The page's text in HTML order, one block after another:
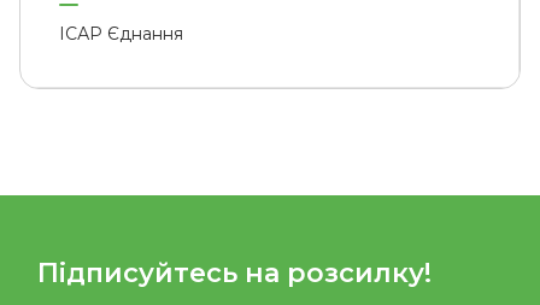
ІСАР Єднання
Підписуйтесь на розсилку!